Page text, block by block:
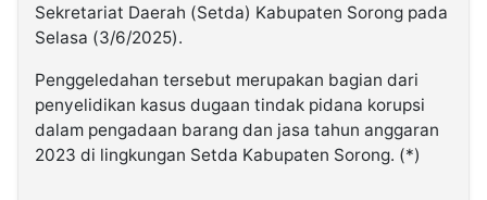
Sekretariat Daerah (Setda) Kabupaten Sorong pada
Selasa (3/6/2025).
Penggeledahan tersebut merupakan bagian dari
penyelidikan kasus dugaan tindak pidana korupsi
dalam pengadaan barang dan jasa tahun anggaran
2023 di lingkungan Setda Kabupaten Sorong. (*)